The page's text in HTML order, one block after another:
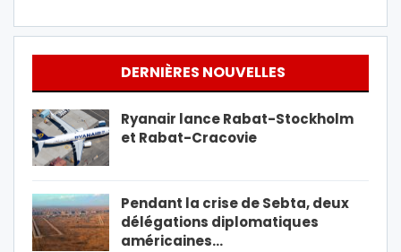
DERNIÈRES NOUVELLES
Ryanair lance Rabat-Stockholm
et Rabat-Cracovie
Pendant la crise de Sebta, deux
délégations diplomatiques
américaines…